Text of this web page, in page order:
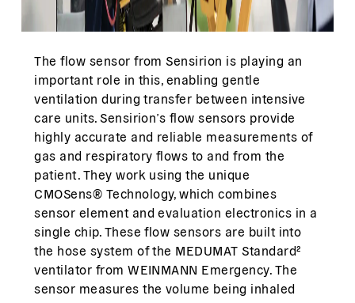
The flow sensor from Sensirion is playing an
important role in this, enabling gentle
ventilation during transfer between intensive
care units. Sensirion’s flow sensors provide
highly accurate and reliable measurements of
gas and respiratory flows to and from the
patient. They work using the unique
CMOSens® Technology, which combines
sensor element and evaluation electronics in a
single chip. These flow sensors are built into
the hose system of the MEDUMAT Standard²
ventilator from WEINMANN Emergency. The
sensor measures the volume being inhaled